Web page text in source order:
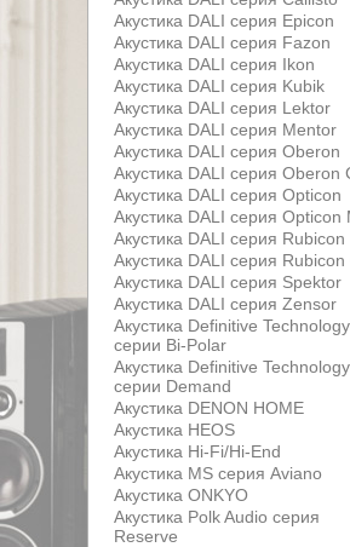
Акустика DALI серия Epicon
Акустика DALI серия Fazon
Акустика DALI серия Ikon
Акустика DALI серия Kubik
Акустика DALI серия Lektor
Акустика DALI серия Mentor
Акустика DALI серия Oberon
Акустика DALI серия Oberon
Акустика DALI серия Opticon
Акустика DALI серия Opticon
Акустика DALI серия Rubicon
Акустика DALI серия
Акустика DALI серия Spektor
Акустика DALI серия Zensor
Акустика Definitive Technology
серии Bi-Polar
Акустика Definitive Technology
серии Demand
Акустика DENON HOME
Акустика HEOS
Акустика Hi-Fi/Hi-End
Акустика MS серия Aviano
Акустика ONKYO
Акустика Polk Audio серия
Reserve